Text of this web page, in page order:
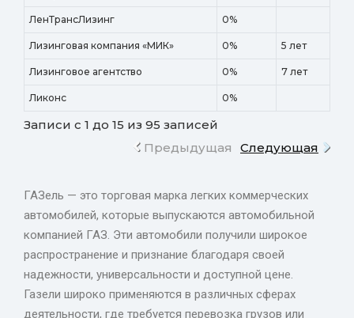
ЛенТрансЛизинг 0%
Лизинговая компания «МИК» 0% 5 лет
Лизинговое агентство 0% 7 лет
Ликонс 0%
Записи с 1 до 15 из 95 записей
Предыдущая
Следующая
ГАЗель — это торговая марка легких коммерческих
автомобилей, которые выпускаются автомобильной
компанией ГАЗ. Эти автомобили получили широкое
распространение и признание благодаря своей
надежности, универсальности и доступной цене.
Газели широко применяются в различных сферах
деятельности, где требуется перевозка грузов или